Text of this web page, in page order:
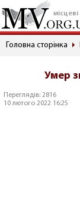
місцеві
Головна сторінка
Умер
Переглядів: 2816
10 лютого 2022 16:25